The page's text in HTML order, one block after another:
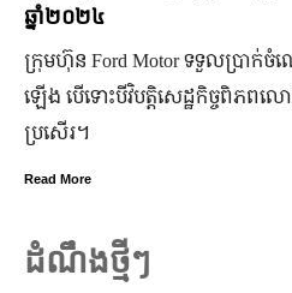
២៤
Ford Motor ទទួលប្រាក់ចំណេញសរុបប្
ទោះបីវិបត្តិសេដ្ឋកិច្ចពិភពលោកមិនទាន់
ដំណឹងថ្មីៗ